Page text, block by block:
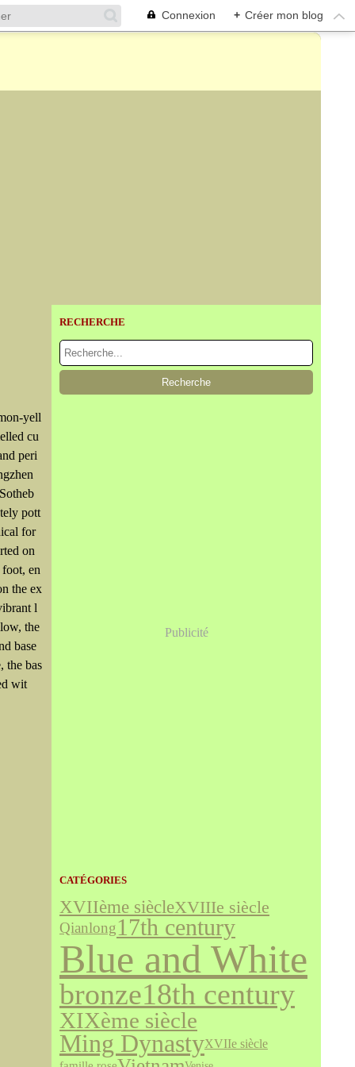
Connexion + Créer mon blog
yell
cu
peri
pott
for
on
en
the ex
l
the
base
the bas
wit
RECHERCHE
Publicité
CATÉGORIES
XVIIème siècleXVIIIe siècle
Qianlong17th century
Blue and White
bronze18th century
XIXème siècle
Ming DynastyXVIIe siècle